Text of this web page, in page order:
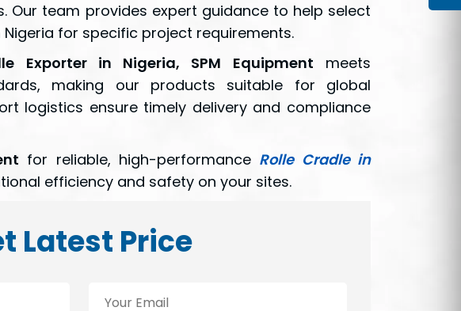
Our team provides expert guidance to help select
Nigeria for specific project requirements.
Exporter in Nigeria, SPM Equipment meets
making our products suitable for global
logistics ensure timely delivery and compliance
for reliable, high-performance Rolle Cradle in
efficiency and safety on your sites.
Latest Price